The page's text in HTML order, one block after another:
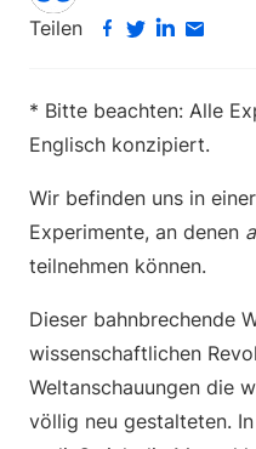
Teilen
* Bitte beachten: Alle
Englisch konzipiert.
Wir befinden uns in
Experimente, an denen
teilnehmen können.
Dieser bahnbrechende
wissenschaftlichen
Weltanschauungen die
völlig neu gestalteten.